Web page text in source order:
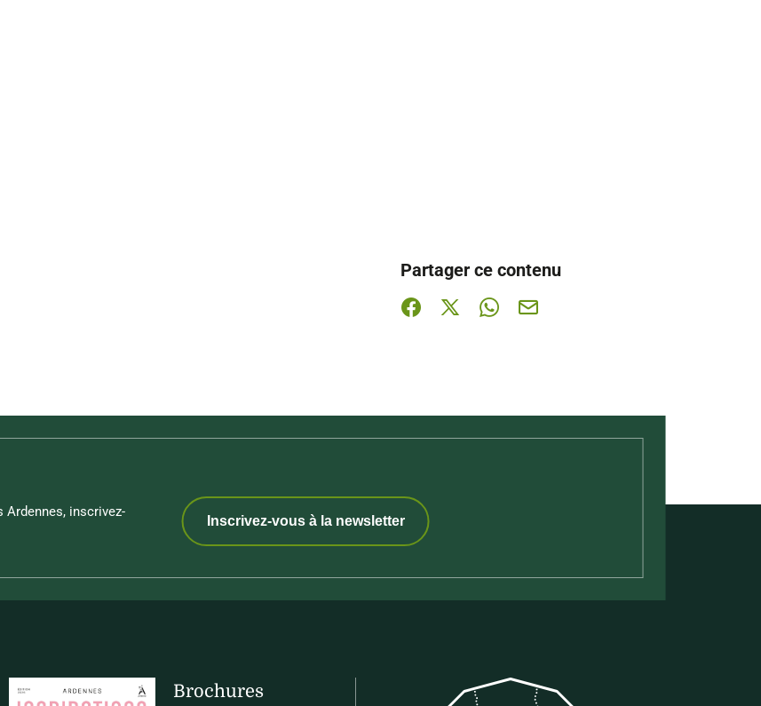
Partager ce contenu
Partager sur Facebook (nouvelle fenêtre)
Partager sur X / Twitter (nouvelle fenêtre)
Partager sur WhatsApp
Partager par mail
inscrivez-
Inscrivez-vous à la newsletter
Brochures